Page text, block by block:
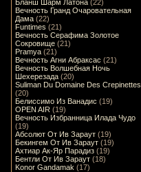
Бланш Шарм Латона (22)
Вечность Гранд Очаровательная
Дама (22)
Funtimes (21)
Вечность Серафима Золотое
Сокровище (21)
Pramya (21)
Вечность Агни Абраксас (21)
Вечность Волшебная Ночь
Шехерезада (20)
Suliman Du Domaine Des Crepinettes
(20)
Белиссимо Из Ванадис (19)
OPEN AIR (19)
Вечность Избранница Илада Чудо
(19)
Абсолют От Ив Зараут (19)
Бекингем От Ив Зараут (19)
Ахтиар Ак-Яр Парадиз (19)
Бентли От Ив Зараут (18)
Konor Gandamak (17)